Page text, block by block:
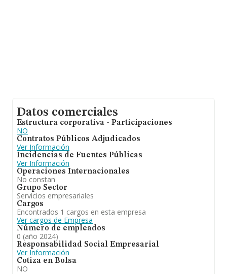
Datos comerciales
Estructura corporativa - Participaciones
NO
Contratos Públicos Adjudicados
Ver Información
Incidencias de Fuentes Públicas
Ver Información
Operaciones Internacionales
No constan
Grupo Sector
Servicios empresariales
Cargos
Encontrados 1 cargos en esta empresa
Ver cargos de Empresa
Número de empleados
0 (año 2024)
Responsabilidad Social Empresarial
Ver Información
Cotiza en Bolsa
NO